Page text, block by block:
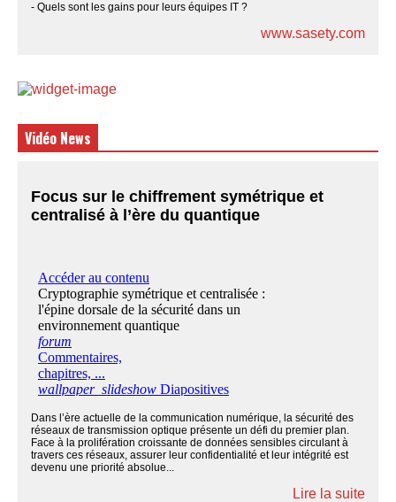
- Quels sont les gains pour leurs équipes IT ?
www.sasety.com
Vidéo News
Focus sur le chiffrement symétrique et
centralisé à l’ère du quantique
Dans l’ère actuelle de la communication numérique, la sécurité des
réseaux de transmission optique présente un défi du premier plan.
Face à la prolifération croissante de données sensibles circulant à
travers ces réseaux, assurer leur confidentialité et leur intégrité est
devenu une priorité absolue...
Lire la suite